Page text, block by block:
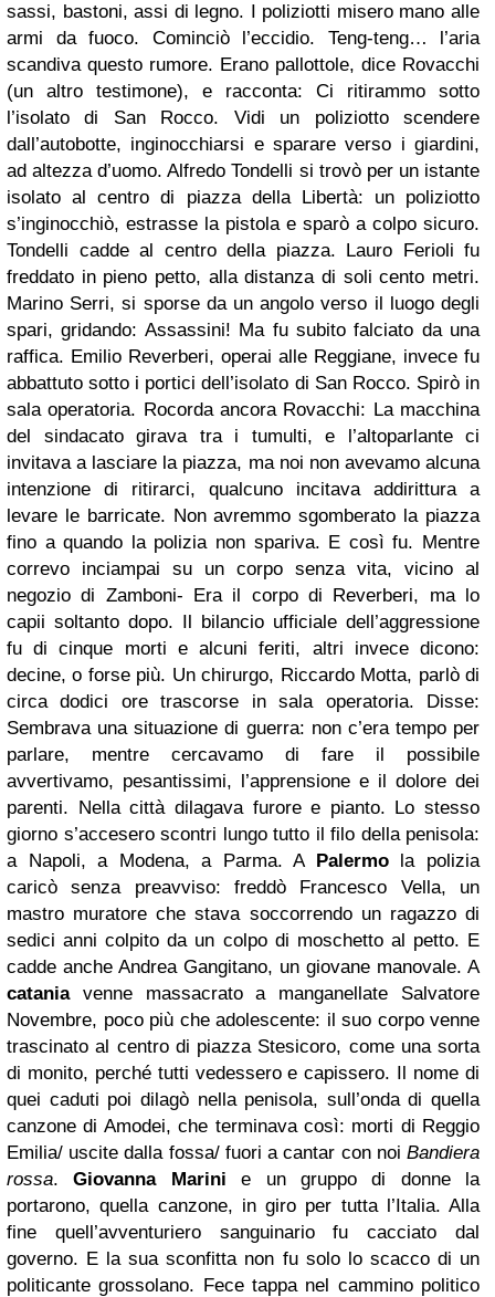
sassi, bastoni, assi di legno. I poliziotti misero mano alle
armi da fuoco. Cominciò l’eccidio. Teng-teng… l’aria
scandiva questo rumore. Erano pallottole, dice Rovacchi
(un altro testimone), e racconta: Ci ritirammo sotto
l’isolato di San Rocco. Vidi un poliziotto scendere
dall’autobotte, inginocchiarsi e sparare verso i giardini,
ad altezza d’uomo. Alfredo Tondelli si trovò per un istante
isolato al centro di piazza della Libertà: un poliziotto
s’inginocchiò, estrasse la pistola e sparò a colpo sicuro.
Tondelli cadde al centro della piazza. Lauro Ferioli fu
freddato in pieno petto, alla distanza di soli cento metri.
Marino Serri, si sporse da un angolo verso il luogo degli
spari, gridando: Assassini! Ma fu subito falciato da una
raffica. Emilio Reverberi, operai alle Reggiane, invece fu
abbattuto sotto i portici dell’isolato di San Rocco. Spirò in
sala operatoria. Rocorda ancora Rovacchi: La macchina
del sindacato girava tra i tumulti, e l’altoparlante ci
invitava a lasciare la piazza, ma noi non avevamo alcuna
intenzione di ritirarci, qualcuno incitava addirittura a
levare le barricate. Non avremmo sgomberato la piazza
fino a quando la polizia non spariva. E così fu. Mentre
correvo inciampai su un corpo senza vita, vicino al
negozio di Zamboni- Era il corpo di Reverberi, ma lo
capii soltanto dopo. Il bilancio ufficiale dell’aggressione
fu di cinque morti e alcuni feriti, altri invece dicono:
decine, o forse più. Un chirurgo, Riccardo Motta, parlò di
circa dodici ore trascorse in sala operatoria. Disse:
Sembrava una situazione di guerra: non c’era tempo per
parlare, mentre cercavamo di fare il possibile
avvertivamo, pesantissimi, l’apprensione e il dolore dei
parenti. Nella città dilagava furore e pianto. Lo stesso
giorno s’accesero scontri lungo tutto il filo della penisola:
a Napoli, a Modena, a Parma. A Palermola polizia
caricò senza preavviso: freddò Francesco Vella, un
mastro muratore che stava soccorrendo un ragazzo di
sedici anni colpito da un colpo di moschetto al petto. E
cadde anche Andrea Gangitano, un giovane manovale. A
cataniavenne massacrato a manganellate Salvatore
Novembre, poco più che adolescente: il suo corpo venne
trascinato al centro di piazza Stesicoro, come una sorta
di monito, perché tutti vedessero e capissero. Il nome di
quei caduti poi dilagò nella penisola, sull’onda di quella
canzone di Amodei, che terminava così: morti di Reggio
Emilia/ uscite dalla fossa/ fuori a cantar con noi Bandiera
rossa.Giovanna Marini e un gruppo di donne la
portarono, quella canzone, in giro per tutta l’Italia. Alla
fine quell’avventuriero sanguinario fu cacciato dal
governo. E la sua sconfitta non fu solo lo scacco di un
politicante grossolano. Fece tappa nel cammino politico